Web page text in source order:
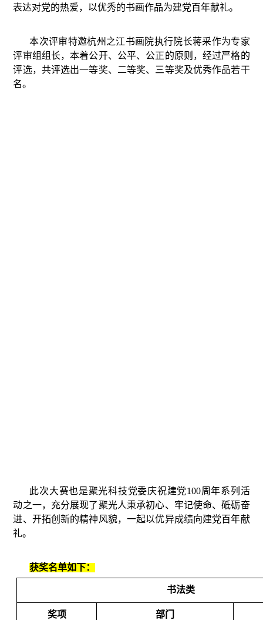
表达对党的热爱，以优秀的书画作品为建党百年献礼。
本次评审特邀杭州之江书画院执行院长蒋采作为专家
评审组组长，本着公开、公平、公正的原则，经过严格的
评选，共评选出一等奖、二等奖、三等奖及优秀作品若干
名。
此次大赛也是聚光科技党委庆祝建党100周年系列活
动之一，充分展现了聚光人秉承初心、牢记使命、砥砺奋
进、开拓创新的精神风貌，一起以优异成绩向建党百年献
礼。
获奖名单如下：
书法类
奖项 部门